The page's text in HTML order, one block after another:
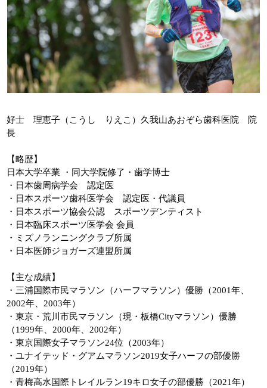
好士 理恵子（こうし りえこ）久我山あおぞら歯科医院 院
長
【略歴】
日本大学卒業 ・同大学院修了・歯学博士
・日本歯周病学会 認定医
・日本スポーツ歯科医学会 認定医・代議員
・日本スポーツ協会公認 スポーツデンティスト
・日本臨床スポーツ医学会 会員
・ミズノランニングクラブ所属
・日本医師ジョガーズ連盟所属
【主な成績】
・三浦国際市民マラソン（ハーフマラソン）優勝（2001年、
2002年、2003年）
・東京・荒川市民マラソン（現・板橋Cityマラソン）優勝
（1999年、2000年、2002年）
・東京国際女子マラソン24位（2003年）
・ユナイテッド・グアムマラソン2019女子ハーフの部優勝
（2019年）
・青梅高水国際トレイルラン19キロ女子の部優勝（2021年）